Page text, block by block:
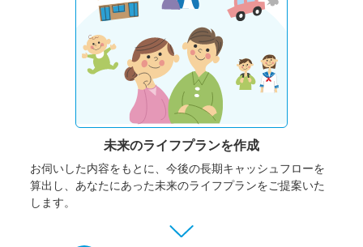
未来のライフプランを作成
お伺いした内容をもとに、今後の長期キャッシュフローを
算出し、あなたにあった未来のライフプランをご提案いた
します。